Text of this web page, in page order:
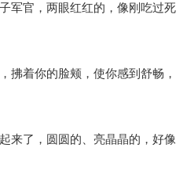
军官，两眼红红的，像刚吃过死
拂着你的脸颊，使你感到舒畅，
来了，圆圆的、亮晶晶的，好像